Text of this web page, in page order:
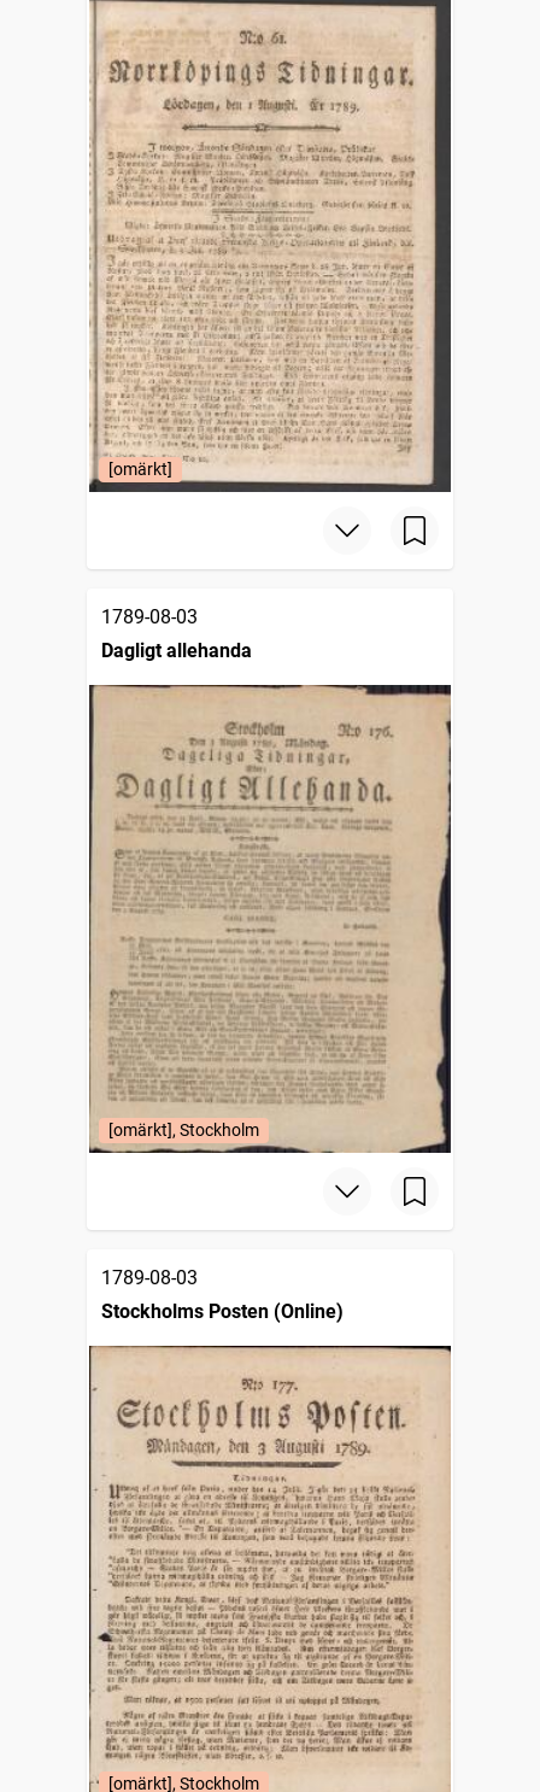
[omärkt]
1789-08-03
Dagligt allehanda
[omärkt], Stockholm
1789-08-03
Stockholms Posten (Online)
[omärkt], Stockholm